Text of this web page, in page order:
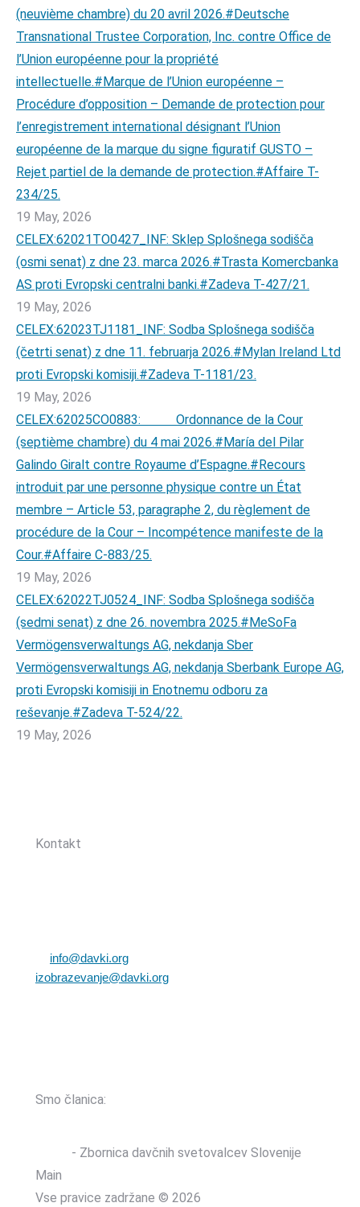
(neuvième chambre) du 20 avril 2026.#Deutsche
Transnational Trustee Corporation, Inc. contre Office de
l’Union européenne pour la propriété
intellectuelle.#Marque de l’Union européenne –
Procédure d’opposition – Demande de protection pour
l’enregistrement international désignant l’Union
européenne de la marque du signe figuratif GUSTO –
Rejet partiel de la demande de protection.#Affaire T-
234/25.
19 May, 2026
CELEX:62021TO0427_INF: Sklep Splošnega sodišča
(osmi senat) z dne 23. marca 2026.#Trasta Komercbanka
AS proti Evropski centralni banki.#Zadeva T-427/21.
19 May, 2026
CELEX:62023TJ1181_INF: Sodba Splošnega sodišča
(četrti senat) z dne 11. februarja 2026.#Mylan Ireland Ltd
proti Evropski komisiji.#Zadeva T-1181/23.
19 May, 2026
CELEX:62025CO0883: Ordonnance de la Cour
(septième chambre) du 4 mai 2026.#María del Pilar
Galindo Giralt contre Royaume d’Espagne.#Recours
introduit par une personne physique contre un État
membre – Article 53, paragraphe 2, du règlement de
procédure de la Cour – Incompétence manifeste de la
Cour.#Affaire C-883/25.
19 May, 2026
CELEX:62022TJ0524_INF: Sodba Splošnega sodišča
(sedmi senat) z dne 26. novembra 2025.#MeSoFa
Vermögensverwaltungs AG, nekdanja Sber
Vermögensverwaltungs AG, nekdanja Sberbank Europe AG,
proti Evropski komisiji in Enotnemu odboru za
reševanje.#Zadeva T-524/22.
19 May, 2026
Kontakt
info@davki.org
izobrazevanje@davki.org
Smo članica:
- Zbornica davčnih svetovalcev Slovenije
Main
Vse pravice zadržane © 2026